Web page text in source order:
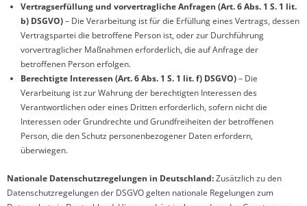
Vertragserfüllung und vorvertragliche Anfragen (Art. 6 Abs. 1 S. 1 lit.
b) DSGVO)– Die Verarbeitung ist für die Erfüllung eines Vertrags, dessen
Vertragspartei die betroffene Person ist, oder zur Durchführung
vorvertraglicher Maßnahmen erforderlich, die auf Anfrage der
betroffenen Person erfolgen.
Berechtigte Interessen (Art. 6 Abs. 1 S. 1 lit. f) DSGVO)– Die
Verarbeitung ist zur Wahrung der berechtigten Interessen des
Verantwortlichen oder eines Dritten erforderlich, sofern nicht die
Interessen oder Grundrechte und Grundfreiheiten der betroffenen
Person, die den Schutz personenbezogener Daten erfordern,
überwiegen.
Nationale Datenschutzregelungen in Deutschland:Zusätzlich zu den
Datenschutzregelungen der DSGVO gelten nationale Regelungen zum